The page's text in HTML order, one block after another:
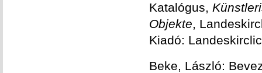
Katalógus,
Objekte,
Kiadó:
Beke, László: